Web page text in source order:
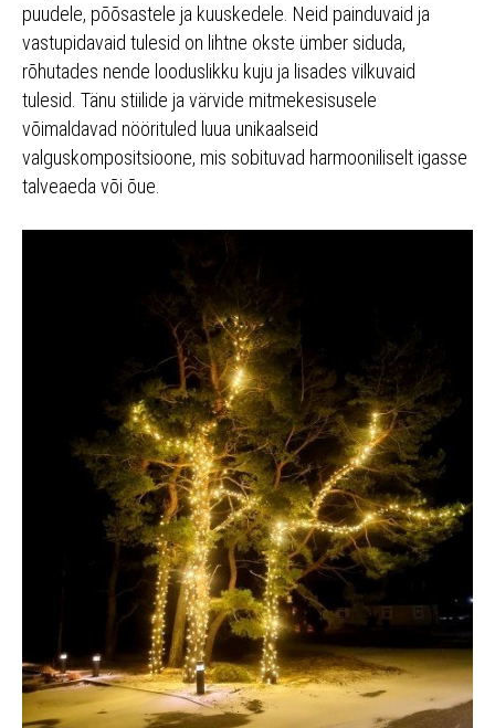
puudele, põõsastele ja kuuskedele. Neid painduvaid ja
vastupidavaid tulesid on lihtne okste ümber siduda,
rõhutades nende looduslikku kuju ja lisades vilkuvaid
tulesid. Tänu stiilide ja värvide mitmekesisusele
võimaldavad nöörituled luua unikaalseid
valguskompositsioone, mis sobituvad harmooniliselt igasse
talveaeda või õue.